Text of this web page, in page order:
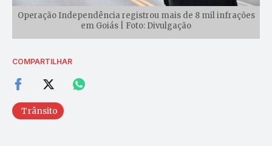
Operação Independência registrou mais de 8 mil infrações
em Goiás | Foto: Divulgação
COMPARTILHAR
Trânsito